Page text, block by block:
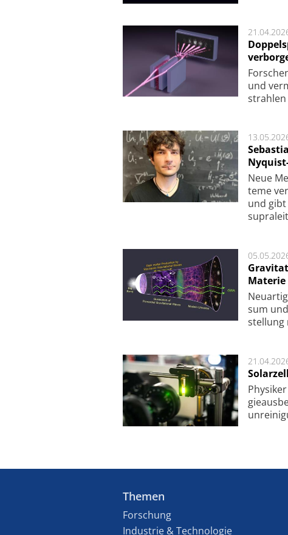
und
Neue
te­me
und
Materie
sum
stel­lung
Themen
Forschung
Industrie & Technologie